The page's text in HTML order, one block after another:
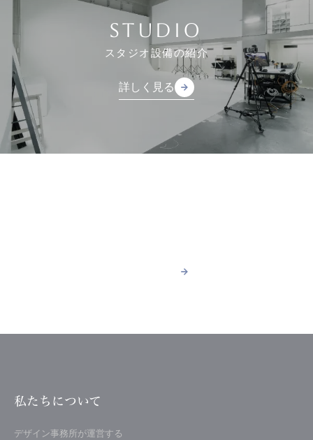
STUDIO
スタジオ設備の紹介
詳しく見る
詳しく見る
arrow_forward
arrow_forward
arrow_forward
arrow_forward
私たちについて
デザイン事務所が運営する